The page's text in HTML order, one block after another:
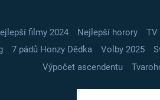
filmy 2024 Nejlepší horory TV
7 pádů Honzy Dědka Volby 2025
Výpočet ascendentu